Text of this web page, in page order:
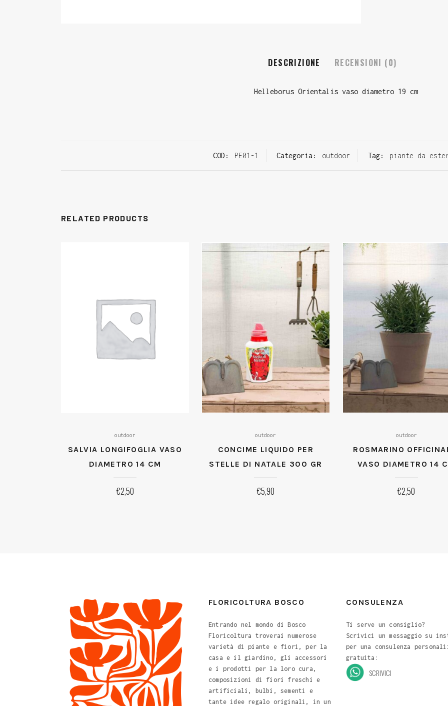
DESCRIZIONE RECENSIONI (0)
Helleborus Orientalis vaso diametro 19 cm
COD: PE01-1 Categoria: outdoor Tag: piante da
RELATED PRODUCTS
outdoor
SALVIA LONGIFOGLIA VASO
DIAMETRO 14 CM
€2,50
outdoor
CONCIME LIQUIDO PER
STELLE DI NATALE 300 GR
€5,90
outdoor
ROSMARINO
VASO DIAMETRO 14
€2,50
FLORICOLTURA BOSCO
Entrando nel mondo di Bosco
Floricoltura troverai numerose
varietà di piante e fiori, per la
casa e il giardino, gli accessori
e i prodotti per la loro cura,
composizioni di fiori freschi e
artificiali, bulbi, sementi e
tante idee regalo originali, in un
CONSULENZA
Ti serve un consiglio?
Scrivici un messaggio su
per una consulenza
gratuita:
SCRIVICI